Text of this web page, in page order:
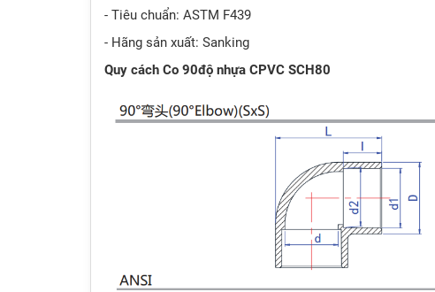
- Tiêu chuẩn: ASTM F439
- Hãng sản xuất: Sanking
Quy cách Co 90độ nhựa CPVC SCH80